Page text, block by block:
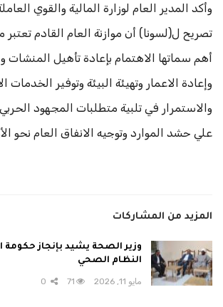
وأكد المدير العام لوزارة المالية والقوي
تصريح ل(لسونا) أن موازنة العام القادم تعتبر
أهم سماتها الاهتمام بإعادة تأهيل المنشات
وإعادة الاعمار وتهيئة البيئة وتوفير الخدمات
والاستمرار في تلبية متطلبات المجهود الحربي
علي حشد الموارد وتوجيه الانفاق العام نحو
المزيد من المشاركات
وزير الصحة يشيد بإنجاز حكومة
النظام الصحي
مايو 11, 2026 71